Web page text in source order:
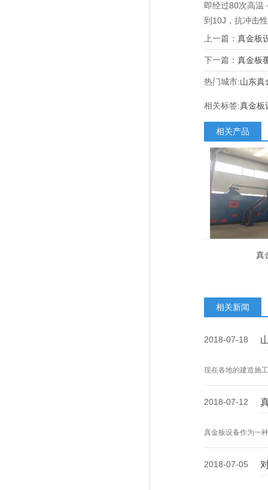
即经过80次高温
到 10J ，抗冲击
上一篇： 真金板
下一篇： 真金板
热门城市:山东真
相关标签:真金板
相关产品
真
相关新闻
2018-07-18
现在各地的建造施
2018-07-12
真金板设备作为一
2018-07-05